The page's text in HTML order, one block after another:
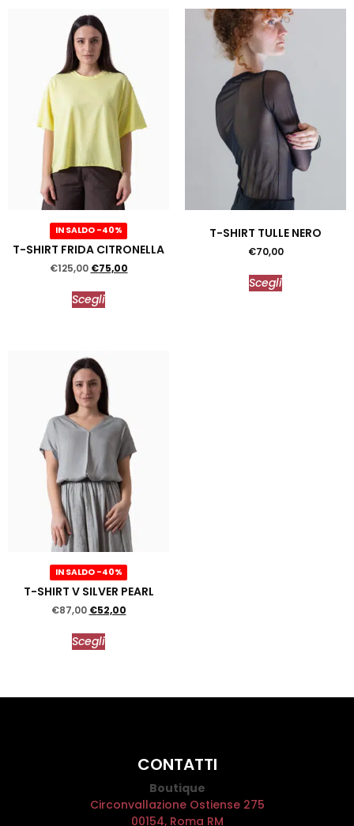
IN SALDO -40%
T-SHIRT FRIDA CITRONELLA
€125,00 €75,00
Scegli
T-SHIRT TULLE NERO
€70,00
Scegli
IN SALDO -40%
T-SHIRT V SILVER PEARL
€87,00 €52,00
Scegli
CONTATTI
Boutique
Circonvallazione Ostiense 275
00154, Roma RM